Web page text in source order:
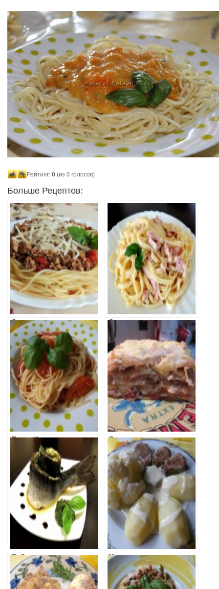
Рейтинг:0 (из 0 голосов)
Больше Рецептов:
Спагетти
Болоньезе
Спагетти
Карбонара
Паста Итальяно
(спагетти с
помидорами и
базиликом)
Лазанья
(итальянская
кухня)
Сибас с соусом
Песто
Медальоны из
свинины в
сливочном
соусе